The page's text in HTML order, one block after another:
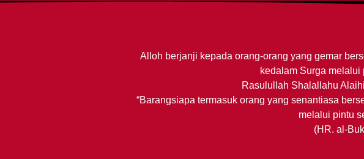
Alloh berjanji kepada orang-orang yang gemar
kedalam Surga
Rasulullah Shalallahu
“Barangsiapa termasuk orang yang senantiasa
melalui pintu
(HR. al-